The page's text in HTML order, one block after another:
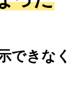
できなく